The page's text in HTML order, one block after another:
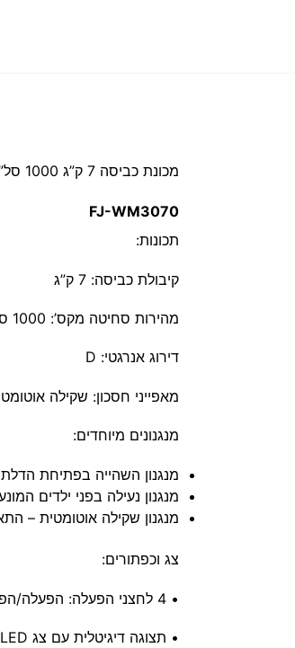
מכונת כביסה 7 ק”ג 1000 סל”ד FJ-WM3070
FJ-WM3070
תכונות:
קיבולת כביסה: 7 ק”ג
מהירות סחיטה מקס’: 1000 סל”ד
דירוג אנרגטי: D
מאפייני חסכון: שקילה
מנגנונים מיוחדים:
מנגנון השהייה בפתיחת
מנגנון נעילה בפני ילדים
מנגנון שקילה אוטומטית –
צג וכפתורים:
•
• תצוגה דיגיטלית עם צג LED המציג את זמני התוכניות